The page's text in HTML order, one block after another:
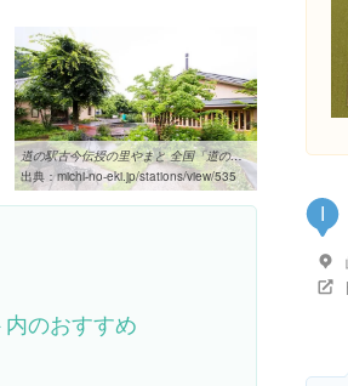
道の駅古今伝授の里やまと 全国「道の駅」連絡会
出典：michi-no-eki.jp/stations/view/535
内のおすすめ